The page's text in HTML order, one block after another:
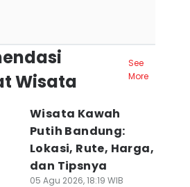
Wisata
See
More
Wisata Kawah
Putih Bandung:
Lokasi, Rute, Harga,
dan Tipsnya
05 Agu 2026, 18:19 WIB